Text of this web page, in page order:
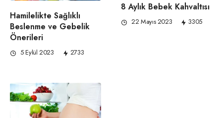
Hamilelikte Sağlıklı
Beslenme ve Gebelik
Önerileri
5 Eylül 2023 2733
8 Aylık Bebek Kahvaltısı
22 Mayıs 2023 3305